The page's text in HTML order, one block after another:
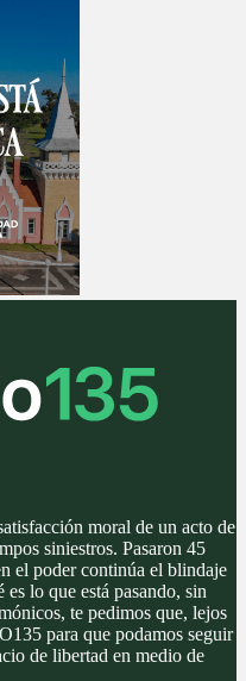
moral de un acto de
siniestros. Pasaron 45
el poder continúa el blindaje
es lo que está pasando, sin
te pedimos que, lejos
para que podamos seguir
de libertad en medio de